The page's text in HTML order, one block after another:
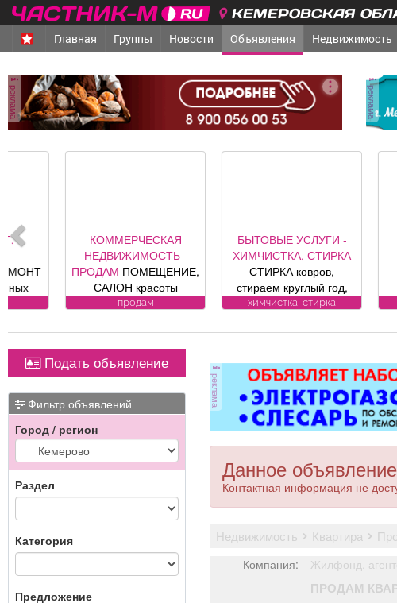
КЕМЕРОВСКАЯ
Главная Группы Новости Объявления Недвижимость
реклама реклама
КОММЕРЧЕСКАЯ
НЕДВИЖИМОСТЬ -
ПРОДАМ
ПОМЕЩЕНИЕ,
САЛОН красоты
«Оазис», площадь 88, 8
Юдина, 1, хороший
ремонт, полностью с
оборудованием,
имеется парковка, торг
уместен.
БЫТОВЫЕ УСЛУГИ -
ХИМЧИСТКА, СТИРКА
СТИРКА ковров,
стираем круглый год,
заберем и привезем
Пенсионерам скидка
10%. (Фабрика «Чистый
ковер»).
химчистка, стирка
Подать объявление
Фильтр объявлений
Город / регион
Раздел
Категория
Предложение
реклама
Данное
Контактная информация не
недвижимость квартира
Компания: Жилфонд,
ПРОДАМ